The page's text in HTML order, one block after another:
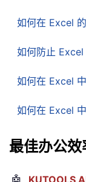
如何在 Excel
如何防止 Excel
如何在 Excel
如何在 Excel
最佳办公